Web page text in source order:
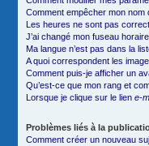
Comment empêcher mon nom
Les heures ne sont pas
J’ai changé mon fuseau
Ma langue n’est pas dans la
A quoi correspondent les
Comment puis-je afficher un
Qu’est-ce que mon rang et
Lorsque je clique sur le lien e-
Problèmes liés à la
Comment créer un nouveau